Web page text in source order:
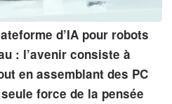
d’IA pour robots
: l’avenir consiste à
en assemblant des PC
force de la pensée